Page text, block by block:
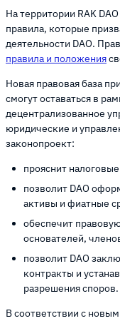
На территории RAK
правила, которые
деятельности DAO.
правила и положения
Новая правовая база
смогут оставаться в
децентрализованное
юридические и
законопроект:
прояснит
позволит DAO
активы и фиатные
обеспечит
основателей,
позволит DAO
контракты и
разрешения споров.
В соответствии с